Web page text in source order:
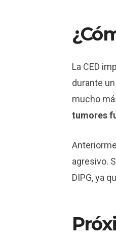
La CED
durante
mucho
tumores
agresivo.
DIPG, ya